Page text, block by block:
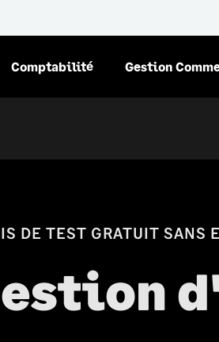
Comptabilité Gestion
DE TEST GRATUIT SANS